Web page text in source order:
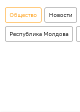
Общество Новости
Республика Молдова